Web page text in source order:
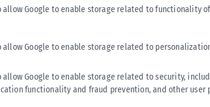
allow Google to enable storage related to functionality
allow Google to enable storage related to
allow Google to enable storage related to security,
functionality and fraud prevention, and other user
Χαλκιδικής